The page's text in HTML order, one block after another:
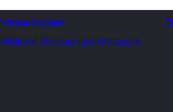
Versandkosten
Widerruf, Retoure und Umtausch